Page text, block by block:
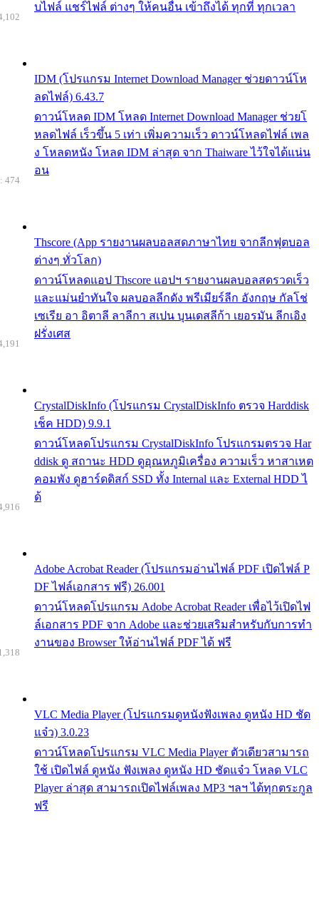
บไฟล์ แชร์ไฟล์ ต่างๆ ให้คนอื่น เข้าถึงได้ ทุกที่ ทุกเวลา
IDM (โปรแกรม Internet Download Manager ช่วยดาวน์โห
ลดไฟล์) 6.43.7
ดาวน์โหลด IDM โหลด Internet Download Manager ช่วยโ
หลดไฟล์ เร็วขึ้น 5 เท่า เพิ่มความเร็ว ดาวน์โหลดไฟล์ เพล
ง โหลดหนัง โหลด IDM ล่าสุด จาก Thaiware ไว้ใจได้แน่น
อน
Thscore (App รายงานผลบอลสดภาษาไทย จากลีกฟุตบอล
ต่างๆ ทั่วโลก)
ดาวน์โหลดแอป Thscore แอปฯ รายงานผลบอลสดรวดเร็ว
และแม่นยำทันใจ ผลบอลลีกดัง พรีเมียร์ลีก อังกฤษ กัลโช่
เซเรีย อา อิตาลี ลาลีกา สเปน บุนเดสลีก้า เยอรมัน ลีกเอิง
ฝรั่งเศส
474
CrystalDiskInfo (โปรแกรม CrystalDiskInfo ตรวจ Harddisk
เช็ค HDD) 9.9.1
ดาวน์โหลดโปรแกรม CrystalDiskInfo โปรแกรมตรวจ Har
ddisk ดู สถานะ HDD ดูอุณหภูมิเครื่อง ความเร็ว หาสาเหต
คอมพัง ดูฮาร์ดดิสก์ SSD ทั้ง Internal และ External HDD ไ
ด้
Adobe Acrobat Reader (โปรแกรมอ่านไฟล์ PDF เปิดไฟล์ P
DF ไฟล์เอกสาร ฟรี) 26.001
ดาวน์โหลดโปรแกรม Adobe Acrobat Reader เพื่อไว้เปิดไฟ
ล์เอกสาร PDF จาก Adobe และช่วยเสริมสำหรับกับการทำ
งานของ Browser ให้อ่านไฟล์ PDF ได้ ฟรี
VLC Media Player (โปรแกรมดูหนังฟังเพลง ดูหนัง HD ชัด
แจ๋ว) 3.0.23
ดาวน์โหลดโปรแกรม VLC Media Player ตัวเดียวสามารถ
ใช้ เปิดไฟล์ ดูหนัง ฟังเพลง ดูหนัง HD ชัดแจ๋ว โหลด VLC
Player ล่าสุด สามารถเปิดไฟล์เพลง MP3 ฯลฯ ได้ทุกตระกูล
ฟรี